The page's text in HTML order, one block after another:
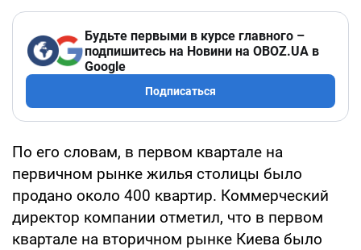
Будьте первыми в курсе главного –
подпишитесь на Новини на OBOZ.UA в
Google
Подписаться
По его словам, в первом квартале на
первичном рынке жилья столицы было
продано около 400 квартир. Коммерческий
директор компании отметил, что в первом
квартале на вторичном рынке Киева было